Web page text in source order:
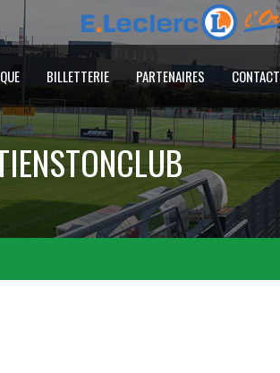
BILLETTERIE PARTENAIRES CONTACT